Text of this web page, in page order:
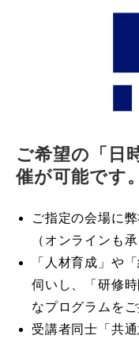
ご希望の「日
催が可能です。
ご指定の会場に
（オンラインも
「人材育成」や
伺いし、「研修
なプログラムを
受講者同士「共